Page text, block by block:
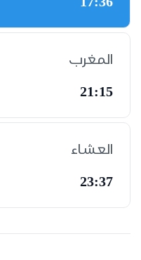
المغرب
21:15
العشاء
23:37